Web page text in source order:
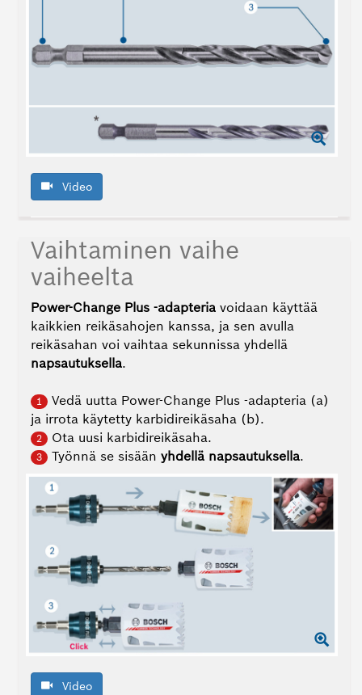
Video
Vaihtaminen vaihe
vaiheelta
Power-Change Plus ‑adapteria voidaan käyttää
kaikkien reikäsahojen kanssa, ja sen avulla
reikäsahan voi vaihtaa sekunnissa yhdellä
napsautuksella.
1
Vedä uutta Power-Change Plus ‑adapteria (a)
ja irrota käytetty karbidireikäsaha (b).
2 Ota uusi karbidireikäsaha.
3 Työnnä se sisäänyhdellä napsautuksella.
Video